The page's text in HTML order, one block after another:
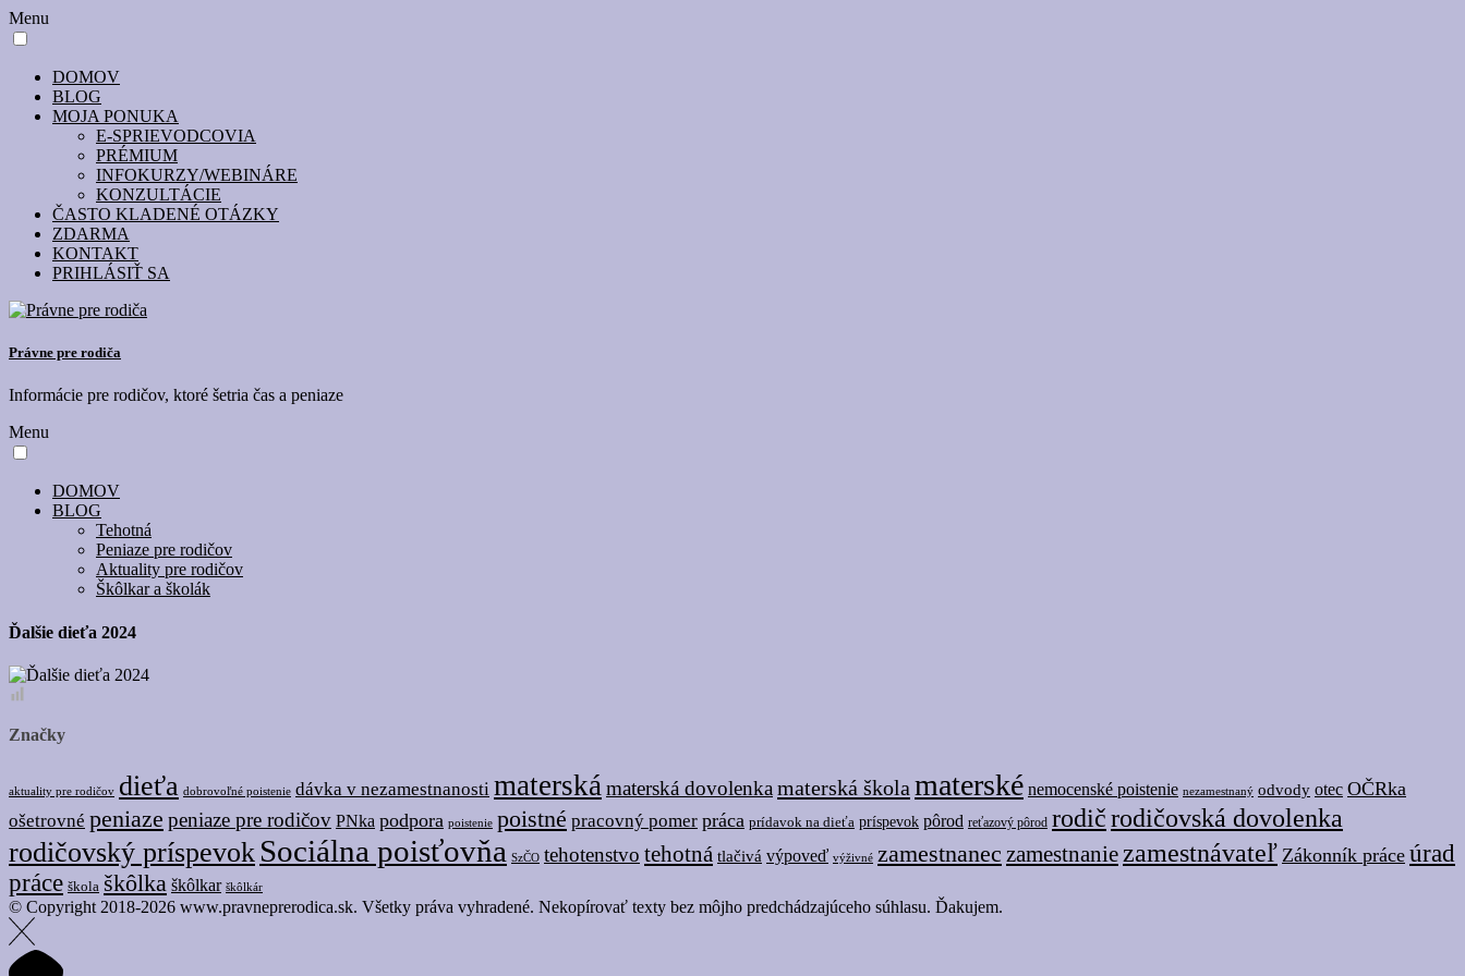
Menu
DOMOV
BLOG
MOJA PONUKA
E-SPRIEVODCOVIA
PRÉMIUM
INFOKURZY/WEBINÁRE
KONZULTÁCIE
ČASTO KLADENÉ OTÁZKY
ZDARMA
KONTAKT
PRIHLÁSIŤ SA
Právne pre rodiča
Informácie pre rodičov, ktoré šetria čas a peniaze
Menu
DOMOV
BLOG
Tehotná
Peniaze pre rodičov
Aktuality pre rodičov
Škôlkar a školák
Ďalšie dieťa 2024
Značky
aktuality pre rodičov dieťa dobrovoľné poistenie dávka v nezamestnanosti materskámaterská dovolenkamaterská školamaterské nemocenské poistenie nezamestnaný odvody otec OČRka
ošetrovné peniaze peniaze pre rodičov PNka podpora poistenie poistné pracovný pomer práca prídavok na dieťa príspevok pôrod reťazový pôrod rodičrodičovská dovolenka
rodičovský príspevok Sociálna poisťovňa SzČO tehotenstvo tehotná tlačivá výpoveď výživné zamestnanec zamestnaniezamestnávateľ Zákonník práce úrad
práce škola škôlka škôlkar škôlkár
© Copyright 2018-2026 www.pravneprerodica.sk. Všetky práva vyhradené. Nekopírovať texty bez môjho predchádzajúceho súhlasu. Ďakujem.